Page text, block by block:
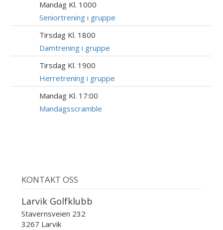
Mandag Kl. 1000
Seniortrening i gruppe
Tirsdag Kl. 1800
Damtrening i gruppe
Tirsdag Kl. 1900
Herretrening i gruppe
Mandag Kl. 17:00
Mandagsscramble
KONTAKT OSS
Larvik Golfklubb
Stavernsveien 232
3267 Larvik